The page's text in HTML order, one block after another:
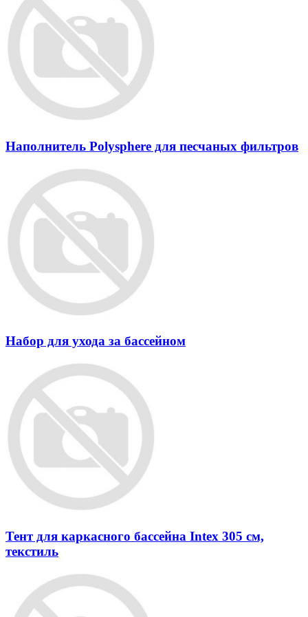
Наполнитель Polysphere для песчаных фильтров
Набор для ухода за бассейном
Тент для каркасного бассейна Intex 305 см,
текстиль